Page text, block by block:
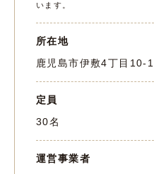
います。
所在地
鹿児島市伊敷4丁目10-1
定員
30名
運営事業者